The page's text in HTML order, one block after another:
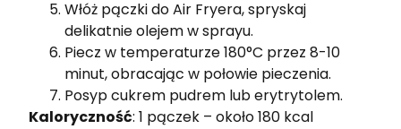
Włóż pączki do Air Fryera, spryskaj
delikatnie olejem w sprayu.
Piecz w temperaturze 180°C przez 8-10
minut, obracając w połowie pieczenia.
Posyp cukrem pudrem lub erytrytolem.
Kaloryczność: 1 pączek – około 180 kcal